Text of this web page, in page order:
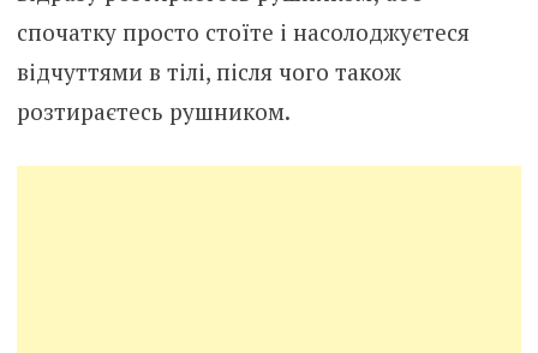
спочатку просто стоїте і насолоджуєтеся
відчуттями в тілі, після чого також
розтираєтесь рушником.